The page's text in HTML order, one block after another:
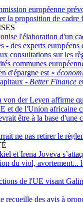
européenne
la proposition de
l'élaboration d'un
- des experts
consultations sur les
communes
d'épargne est «
- Better Finance
der Leyen affirme
et de l'Union africaine
être à la base d'une
ne pas retirer le
et Irena Joveva
du viol, avortement...
de l'UE visant
recueille des avis à